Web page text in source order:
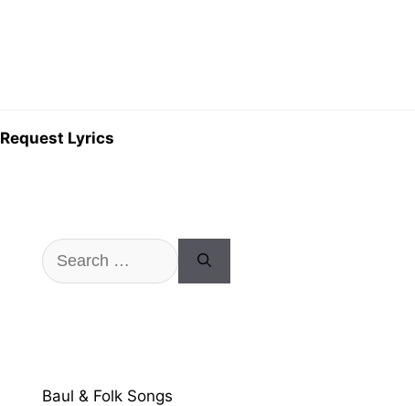
Request Lyrics
Search
for:
Baul & Folk Songs